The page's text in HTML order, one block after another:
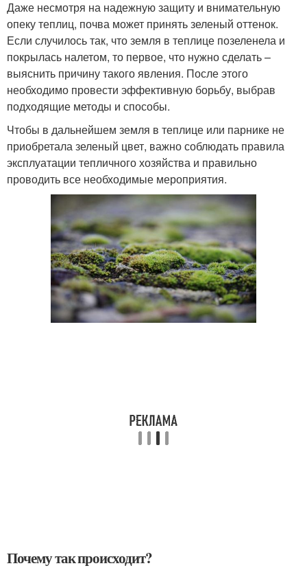
Даже несмотря на надежную защиту и внимательную
опеку теплиц, почва может принять зеленый оттенок.
Если случилось так, что земля в теплице позеленела и
покрылась налетом, то первое, что нужно сделать –
выяснить причину такого явления. После этого
необходимо провести эффективную борьбу, выбрав
подходящие методы и способы.
Чтобы в дальнейшем земля в теплице или парнике не
приобретала зеленый цвет, важно соблюдать правила
эксплуатации тепличного хозяйства и правильно
проводить все необходимые мероприятия.
Почему так происходит?